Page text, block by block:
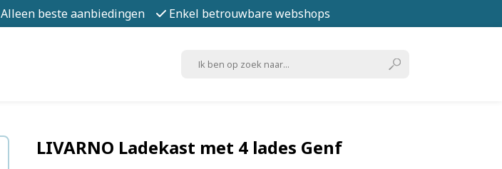
Alleen beste aanbiedingen Enkel betrouwbare webshops
LIVARNO Ladekast met 4 lades Genf